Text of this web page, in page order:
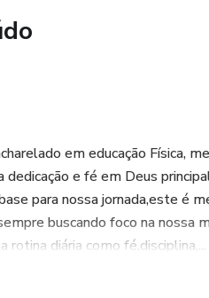
em educação Física,
e fé em Deus
para nossa jornada,este é
buscando foco na nossa
diária como fé,disciplina,...